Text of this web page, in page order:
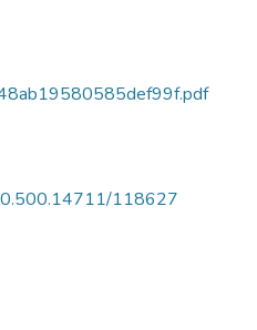
118627